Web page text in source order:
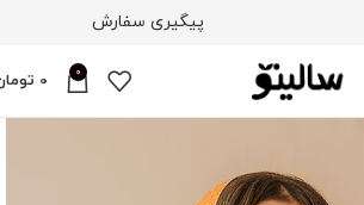
پیگیری سفارش
0
0